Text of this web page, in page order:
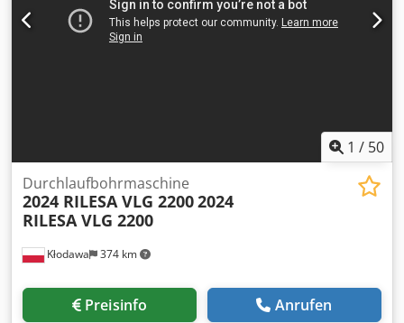
inklusiv und programmiert. Sehr guter Zusand. Verfugbar
gleich.
1 / 50
Kłodawa 374 km
Durchlaufbohrmaschine
2024 RILESA VLG 22002024
RILESA VLG 2200
Preisinfo Anrufen